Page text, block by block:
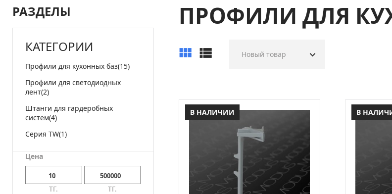
ПРОФИЛИ ДЛЯ
Новый товар
В НАЛИЧИИ В
РАЗДЕЛЫ
КАТЕГОРИИ
Профили для кухонных баз(15)
Профили для светодиодных
лент(2)
Штанги для гардеробных
систем(4)
Серия TW(1)
Цена
ТГ. ТГ.